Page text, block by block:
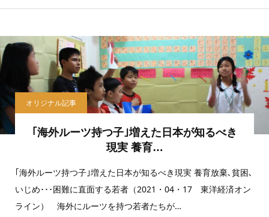
オリジナル記事
｢海外ルーツ持つ子｣増えた日本が知るべき
現実 養育…
｢海外ルーツ持つ子｣増えた日本が知るべき現実 養育放棄､貧困､
いじめ･･･困難に直面する若者（2021・04・17 東洋経済オン
ライン） 海外にルーツを持つ若者たちが…